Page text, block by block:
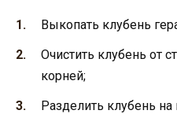
Выкопать клубень
Очистить клубень от
корней;
Разделить клубень на